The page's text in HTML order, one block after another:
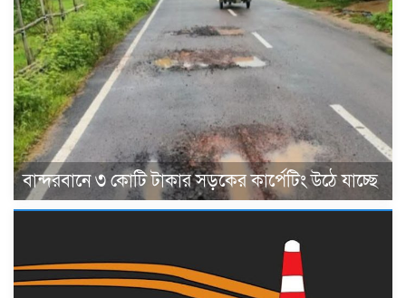
বান্দরবানে ৩ কোটি টাকার সড়কের কার্পেটিং উঠে যাচ্ছে